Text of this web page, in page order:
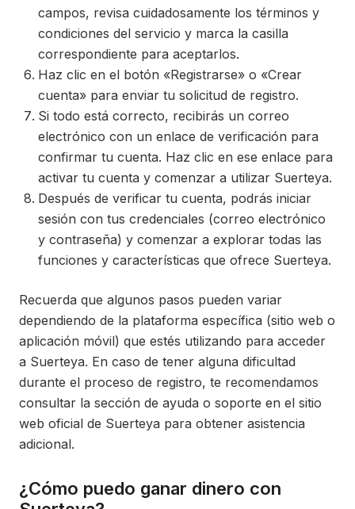
campos, revisa cuidadosamente los términos y
condiciones del servicio y marca la casilla
correspondiente para aceptarlos.
Haz clic en el botón «Registrarse» o «Crear
cuenta» para enviar tu solicitud de registro.
Si todo está correcto, recibirás un correo
electrónico con un enlace de verificación para
confirmar tu cuenta. Haz clic en ese enlace para
activar tu cuenta y comenzar a utilizar Suerteya.
Después de verificar tu cuenta, podrás iniciar
sesión con tus credenciales (correo electrónico
y contraseña) y comenzar a explorar todas las
funciones y características que ofrece Suerteya.
Recuerda que algunos pasos pueden variar
dependiendo de la plataforma específica (sitio web o
aplicación móvil) que estés utilizando para acceder
a Suerteya. En caso de tener alguna dificultad
durante el proceso de registro, te recomendamos
consultar la sección de ayuda o soporte en el sitio
web oficial de Suerteya para obtener asistencia
adicional.
¿Cómo puedo ganar dinero con